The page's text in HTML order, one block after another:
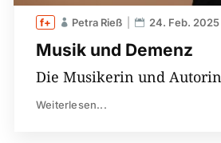
Musik und Demenz
Petra Rieß 24. Feb. 2025
Die Musikerin und
Weiterlesen...